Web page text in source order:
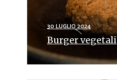
30 LUGLIO 2024
Burger vegetali